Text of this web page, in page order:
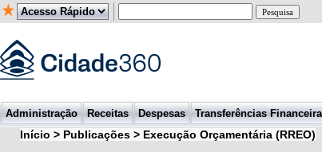
Administração Receitas Despesas Transferências
Início > Publicações > Execução Orçamentária (RREO)